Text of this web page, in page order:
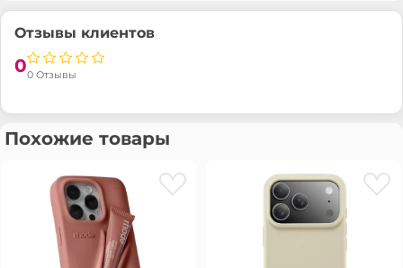
Отзывы клиентов
00 Отзывы
Похожие товары